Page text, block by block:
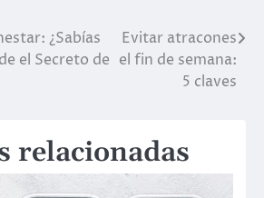
¿Sabías
el Secreto de
Evitar atracones
el fin de semana:
5 claves
relacionadas